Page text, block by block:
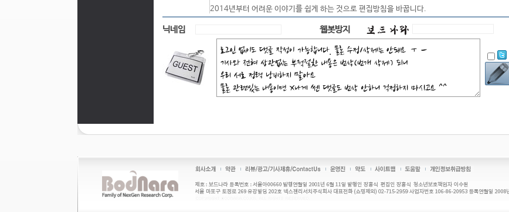
2014년부터 어려운 이야기를 쉽게 하는 것으로 편집방침을 바꿉니다.
닉네임 웹봇방지